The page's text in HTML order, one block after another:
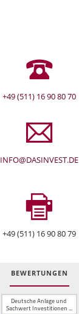
+49 (511) 16 90 80 70
INFO@DASINVEST.DE
+49 (511) 16 90 80 79
BEWERTUNGEN